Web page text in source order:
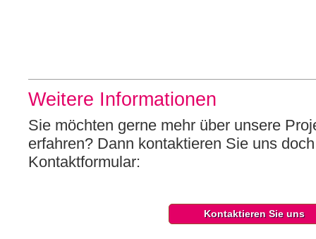
Weitere Informationen
Sie möchten gerne mehr über unsere
erfahren? Dann kontaktieren Sie uns
Kontaktformular:
Kontaktieren Sie uns